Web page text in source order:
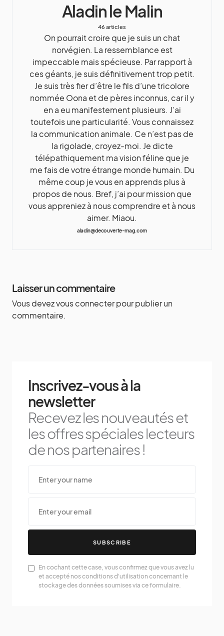
Aladin le Malin
46 articles
On pourrait croire que je suis un chat
norvégien. La ressemblance est
impeccable mais spécieuse. Par rapport à
ces géants, je suis définitivement trop petit.
Je suis très fier d’être le fils d’une tricolore
nommée Oona et de pères inconnus, car il y
en a eu manifestement plusieurs. J’ai
toutefois une particularité. Vous connaissez
la communication animale. Ce n’est pas de
la rigolade, croyez-moi. Je dicte
télépathiquement ma vision féline que je
me fais de votre étrange monde humain. Du
même coup je vous en apprends plus à
propos de nous. Bref, j’ai pour mission que
vous appreniez à nous comprendre et à nous
aimer. Miaou.
aladin@decouverte-mag.com
Laisser un commentaire
Vous devezvous connecterpour publier un
commentaire.
Inscrivez-vous à la
newsletter
Recevez les nouveautés et
les offres spéciales lecteurs
de nos partenaires !
SUBSCRIBE
En cochant cette case, vous confirmez que vous avez lu
et accepté nos conditions d'utilisation concernant le
stockage des données soumises via ce formulaire.